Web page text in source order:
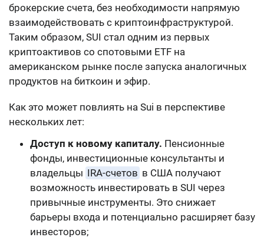
брокерские счета, без необходимости напрямую
взаимодействовать с криптоинфраструктурой.
Таким образом, SUI стал одним из первых
криптоактивов со спотовыми ETF на
американском рынке после запуска аналогичных
продуктов на биткоин и эфир.
Как это может повлиять на Sui в перспективе
нескольких лет:
Доступ к новому капиталу. Пенсионные
фонды, инвестиционные консультанты и
владельцы IRA-счетов в США получают
возможность инвестировать в SUI через
привычные инструменты. Это снижает
барьеры входа и потенциально расширяет базу
инвесторов;